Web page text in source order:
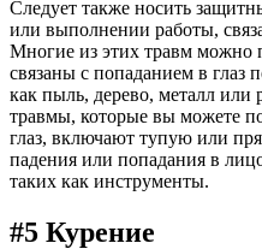
Следует также носить
или выполнении работы,
Многие из этих травм можно
связаны с попаданием в глаз
как пыль, дерево, металл или
травмы, которые вы можете
глаз, включают тупую или
падения или попадания в
таких как инструменты.
#5 Курение